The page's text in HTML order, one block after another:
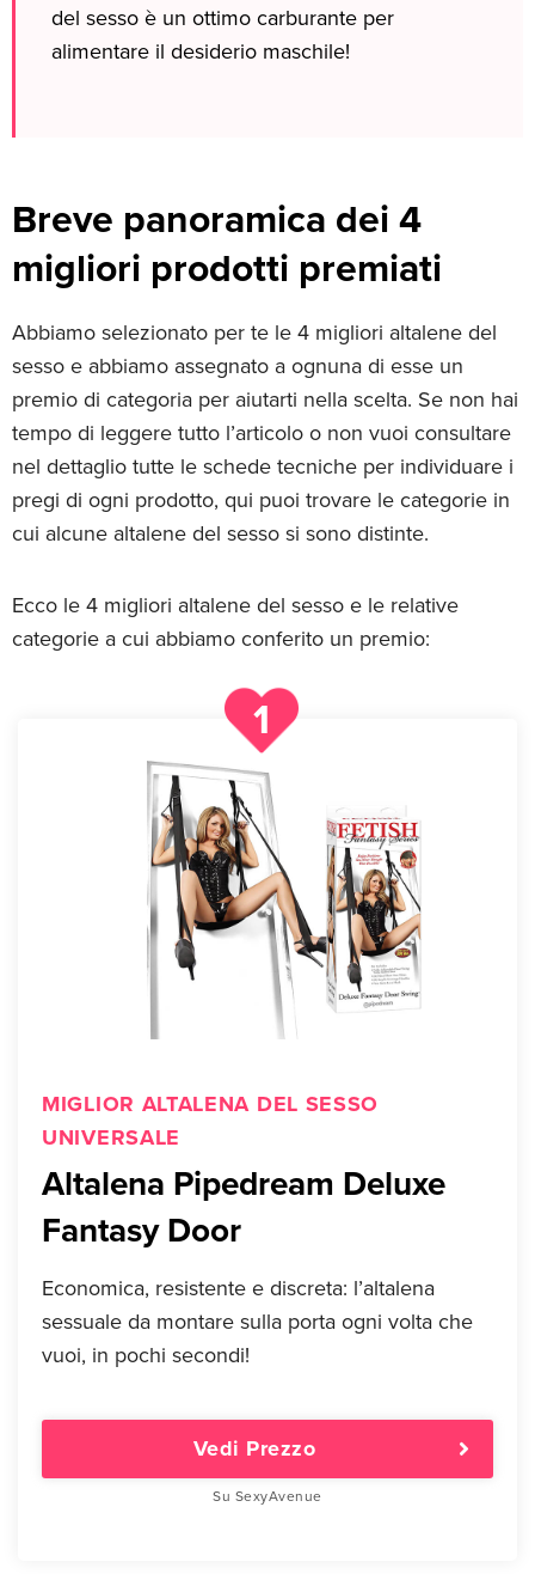
del sesso è un ottimo carburante per
alimentare il desiderio maschile!
Breve panoramica dei 4
migliori prodotti premiati
Abbiamo selezionato per te le 4 migliori altalene del
sesso e abbiamo assegnato a ognuna di esse un
premio di categoria per aiutarti nella scelta. Se non hai
tempo di leggere tutto l’articolo o non vuoi consultare
nel dettaglio tutte le schede tecniche per individuare i
pregi di ogni prodotto, qui puoi trovare le categorie in
cui alcune altalene del sesso si sono distinte.
Ecco le 4 migliori altalene del sesso e le relative
categorie a cui abbiamo conferito un premio:
1
MIGLIOR ALTALENA DEL SESSO
UNIVERSALE
Altalena Pipedream Deluxe
Fantasy Door
Economica, resistente e discreta: l’altalena
sessuale da montare sulla porta ogni volta che
vuoi, in pochi secondi!
Vedi Prezzo
Su SexyAvenue